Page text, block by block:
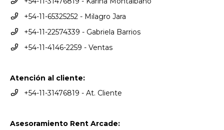
+54-11-65325252 - Milagro Jara
+54-11-22574339 - Gabriela Barrios
+54-11-4146-2259 - Ventas
Atención al cliente:
+54-11-31476819 - At. Cliente
Asesoramiento Rent Arcade: